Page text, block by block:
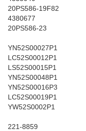
20PS586-19F82
4380677
20PS586-23
YN52S00027P1
LC52S00012P1
LS52S00015P1
YN52S00048P1
YN52S00016P3
LC52S00019P1
YW52S0002P1
221-8859